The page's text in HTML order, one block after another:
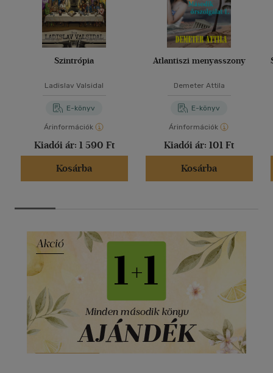
Szintrópia
Ladislav Valsidal
E-könyv
Árinformációk
Kiadói ár: 1 590 Ft
Kosárba
Atlantiszi menyasszony
Demeter Attila
E-könyv
Árinformációk
Kiadói ár: 101 Ft
Kosárba